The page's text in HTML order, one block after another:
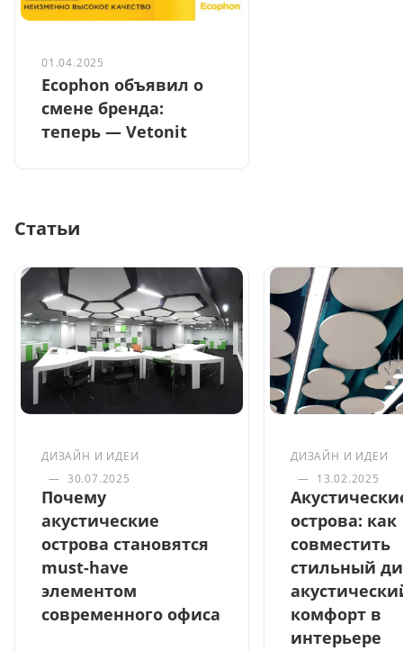
01.04.2025
Ecophon объявил о
смене бренда:
теперь — Vetonit
Статьи
ДИЗАЙН И ИДЕИ
— 30.07.2025
Почему
акустические
острова становятся
must-have
элементом
современного офиса
ДИЗАЙН И ИДЕИ
— 13.02.2025
острова: как
совместить
стильный
комфорт в
интерьере